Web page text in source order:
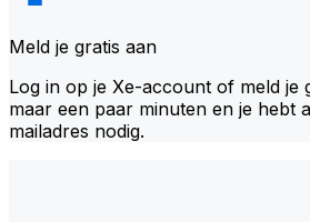
Meld je gratis aan
Log in op je Xe-account of meld je
maar een paar minuten en je hebt
mailadres nodig.